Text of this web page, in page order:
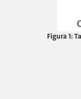
Figura 1: